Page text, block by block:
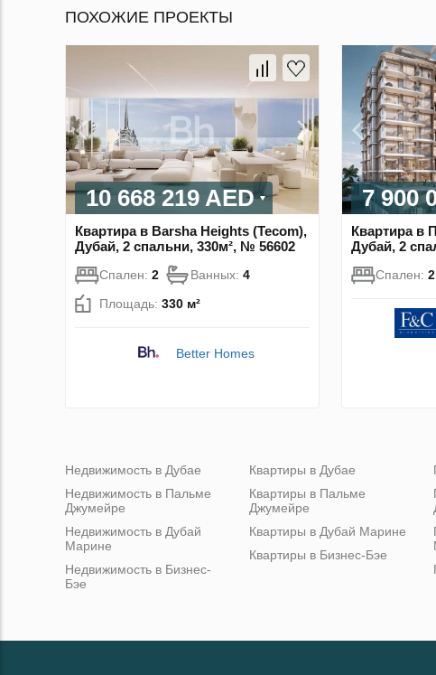
ПОХОЖИЕ ПРОЕКТЫ
10 668 219 AED
Квартира в Barsha Heights (Tecom),
Дубай, 2 спальни, 330м², № 56602
Спален: 2 Ванных: 4
Площадь: 330 м²
Better Homes
7 900
Квартира в
Дубай, 2
Спален: 2
Недвижимость в Дубае
Недвижимость в Пальме
Джумейре
Недвижимость в Дубай
Марине
Недвижимость в Бизнес-
Бэе
Квартиры в Дубае
Квартиры в Пальме
Джумейре
Квартиры в Дубай Марине
Квартиры в Бизнес-Бэе